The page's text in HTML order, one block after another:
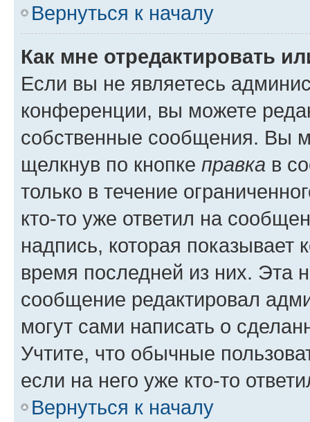
Вернуться к началу
Как мне отредактировать
Если вы не являетесь
конференции, вы можете
собственные сообщения. Вы
щелкнув по кнопке правка в
только в течение
кто-то уже ответил на
надпись, которая показывает
время последней из них. Эта
сообщение редактировал
могут сами написать о
Учтите, что обычные
если на него уже кто-то
Вернуться к началу